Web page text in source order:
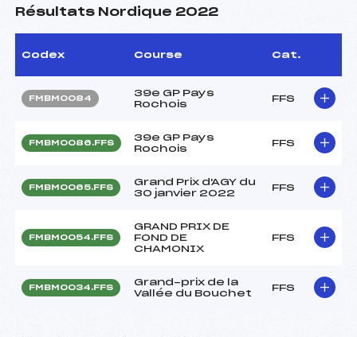
Résultats Nordique 2022
Codex Course Cat.
FMBM0084
39e GP Pays
Rochois
FFS
FMBM0086.FFS
39e GP Pays
Rochois
FFS
FMBM0065.FFS
Grand Prix d'AGY du
30 janvier 2022
FFS
FMBM0054.FFS
GRAND PRIX DE
FOND DE
CHAMONIX
FFS
FMBM0034.FFS
Grand-prix de la
Vallée du Bouchet
FFS